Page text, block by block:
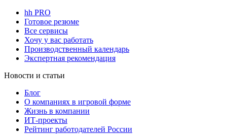
hh PRO
Готовое резюме
Все сервисы
Хочу у вас работать
Производственный календарь
Экспертная рекомендация
Новости и статьи
Блог
О компаниях в игровой форме
Жизнь в компании
ИТ-проекты
Рейтинг работодателей России